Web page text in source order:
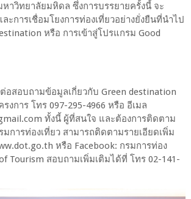
าวิทยาลัยมหิดล ซึ่งการบรรยายครั้งนี้ จะ
ะการเชื่อมโยงการท่องเที่ยวอย่างยั่งยืนที่นำไป
หรือ การเข้าสู่โปรแกรม Good
อสอบถามข้อมูลเกี่ยวกับ Green destination
งการ โทร 097-295-4966 หรือ อีเมล
ทั้งนี้ ผู้ที่สนใจ และต้องการติดตาม
การท่องเที่ยว สามารถติดตามรายเอียดเพิ่ม
หรือ Facebook: กรมการท่อง
Tourism สอบถามเพิ่มเติมได้ที่ โทร 02-141-